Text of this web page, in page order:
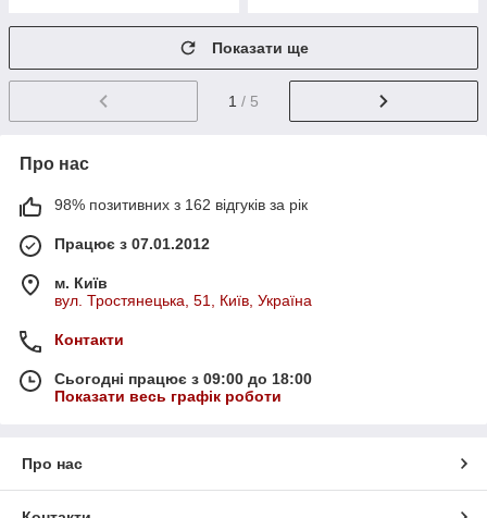
Показати ще
1 / 5
Про нас
98% позитивних з 162 відгуків за рік
Працює з 07.01.2012
м. Київ
вул. Тростянецька, 51, Київ, Україна
Контакти
Сьогодні працює з 09:00 до 18:00
Показати весь графік роботи
Про нас